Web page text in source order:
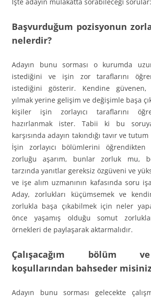
Başvurduğum pozisyonun
nelerdir?
Adayın bunu sorması o kurumda
istediğini ve işin zor taraflarını
istediğini gösterir. Kendine güvenen,
yılmak yerine gelişim ve değişimle başa
kişiler işin zorlayıcı taraflarını
hazırlanmak ister. Tabii ki bu
karşısında adayın takındığı tavır ve
İşin zorlayıcı bölümlerini
zorluğu aşarım, bunlar zorluk mu,
tarzında yanıtlar gereksiz özgüveni ve
ve işe alım uzmanının kafasında soru
Aday, zorlukları küçümsemek ve
zorlukla başa çıkabilmek için neler
önce yaşamış olduğu somut
örnekleri de paylaşarak aktarmalıdır.
Çalışacağım bölüm
koşullarından bahseder
Adayın bunu sorması gelecekte